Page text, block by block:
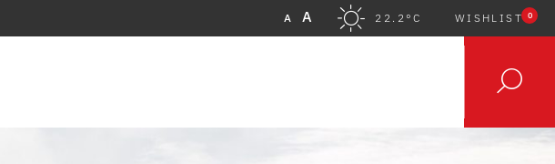
A A 22.2°C WISHLIST 0